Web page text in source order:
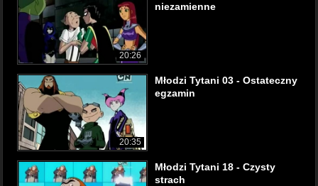
20:26
niezamienne
20:35
Młodzi Tytani 03 - Ostateczny
egzamin
Młodzi Tytani 18 - Czysty
strach